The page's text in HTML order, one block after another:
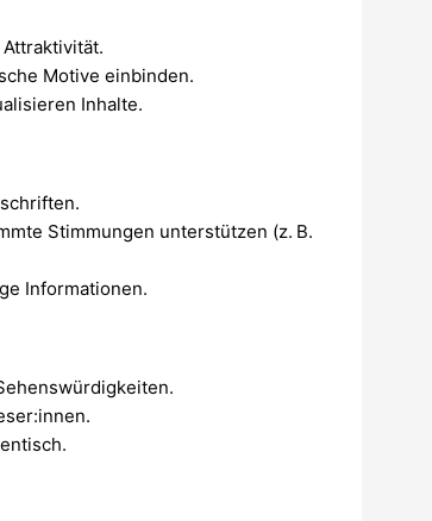
Motive einbinden.
Inhalte.
Stimmungen unterstützen (z. B.
Informationen.